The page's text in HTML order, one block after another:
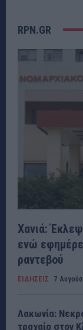
RPN.GR
Χανιά:
ενώ
ραντεβού
ΕΙΔΗΣΕΙΣ 7
Λακωνία:
τροχαίο στον